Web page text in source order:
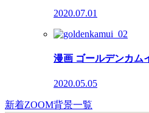
2020.07.01
漫画 ゴールデンカム
2020.05.05
新着ZOOM背景一覧